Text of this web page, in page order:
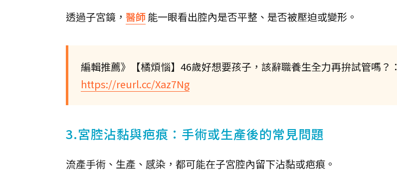
透過子宮鏡， 醫師能一眼看出腔內是否平整、是否被壓迫或變形。
編輯推薦》【橘煩惱】46歲好想要孩子，該辭職養生全力再拚試管嗎？：
https://reurl.cc/Xaz7Ng
3.宮腔沾黏與疤痕：手術或生產後的常見問題
流產手術、生產、感染，都可能在子宮腔內留下沾黏或疤痕。